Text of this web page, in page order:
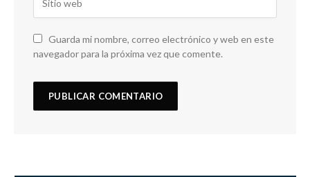
Guarda mi nombre, correo electrónico y web en este
navegador para la próxima vez que comente.